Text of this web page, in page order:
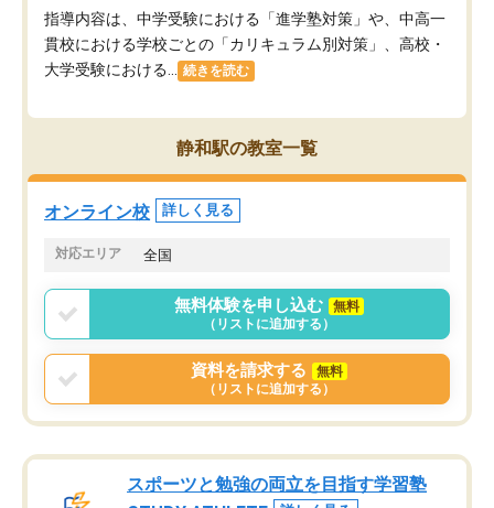
指導内容は、中学受験における「進学塾対策」や、中高一
貫校における学校ごとの「カリキュラム別対策」、高校・
大学受験における...
続きを読む
静和駅の教室一覧
オンライン校 詳しく見る
対応エリア 全国
無料体験を申し込む
無料
（リストに追加する）
資料を請求する
無料
（リストに追加する）
スポーツと勉強の両立を目指す学習塾